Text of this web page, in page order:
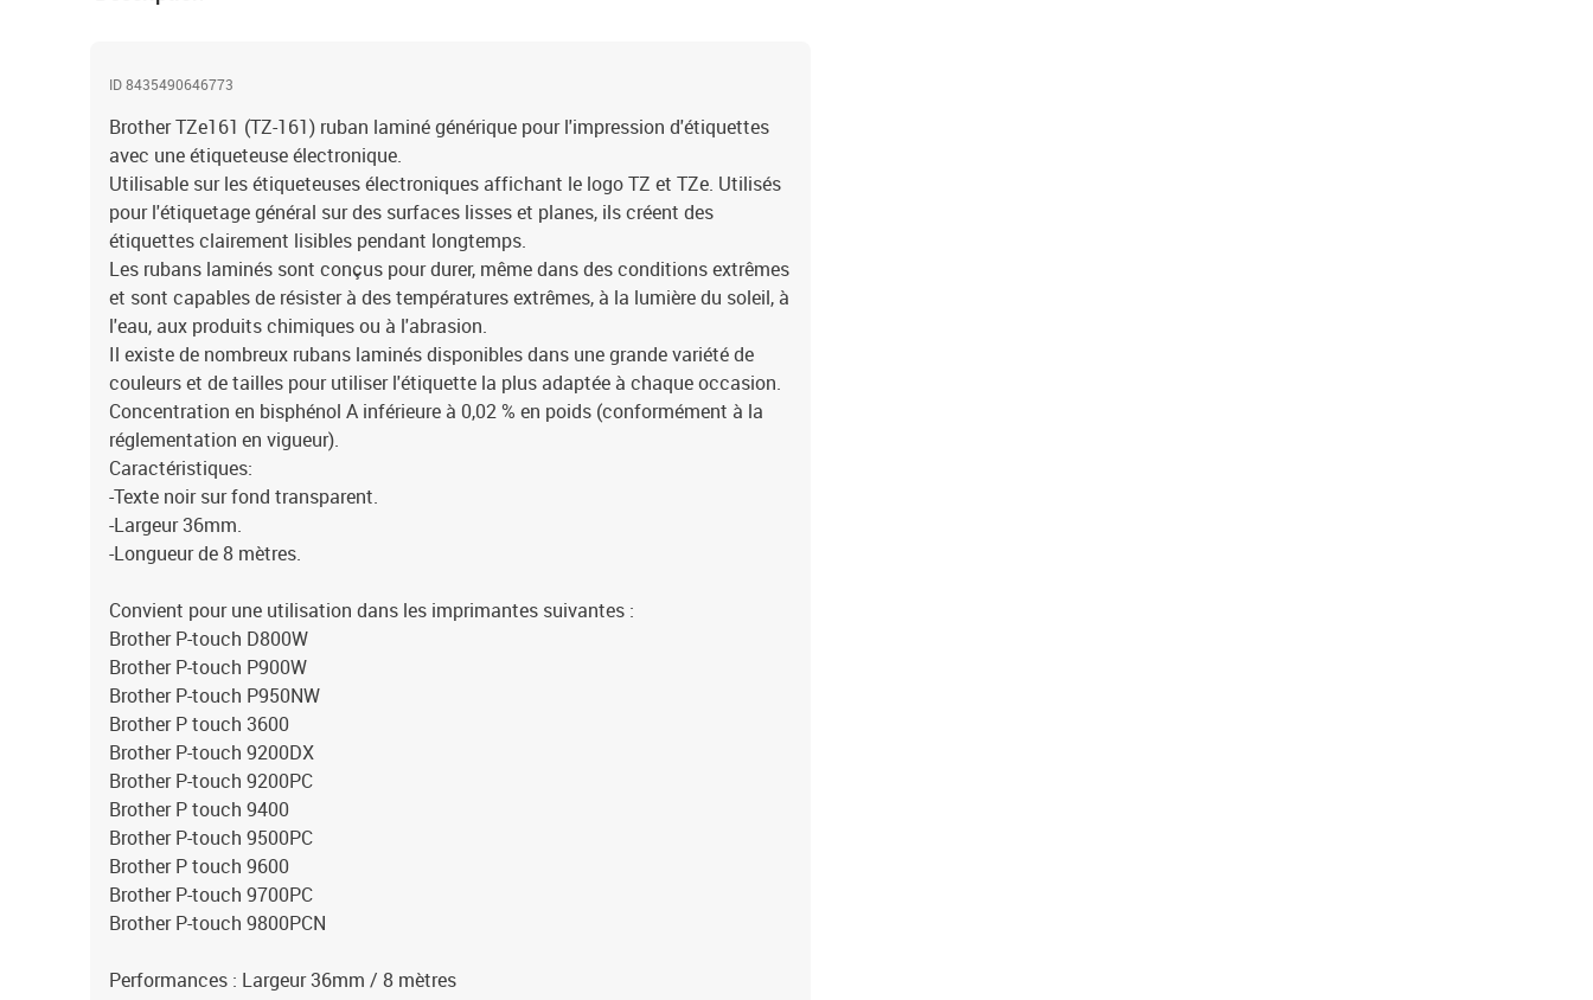
ID 8435490646773
Brother TZe161 (TZ-161) ruban laminé générique pour l'impression d'étiquettes
avec une étiqueteuse électronique.
Utilisable sur les étiqueteuses électroniques affichant le logo TZ et TZe. Utilisés
pour l'étiquetage général sur des surfaces lisses et planes, ils créent des
étiquettes clairement lisibles pendant longtemps.
Les rubans laminés sont conçus pour durer, même dans des conditions extrêmes
et sont capables de résister à des températures extrêmes, à la lumière du soleil, à
l'eau, aux produits chimiques ou à l'abrasion.
Il existe de nombreux rubans laminés disponibles dans une grande variété de
couleurs et de tailles pour utiliser l'étiquette la plus adaptée à chaque occasion.
Concentration en bisphénol A inférieure à 0,02 % en poids (conformément à la
réglementation en vigueur).
Caractéristiques:
-Texte noir sur fond transparent.
-Largeur 36mm.
-Longueur de 8 mètres.
Convient pour une utilisation dans les imprimantes suivantes :
Brother P-touch D800W
Brother P-touch P900W
Brother P-touch P950NW
Brother P touch 3600
Brother P-touch 9200DX
Brother P-touch 9200PC
Brother P touch 9400
Brother P-touch 9500PC
Brother P touch 9600
Brother P-touch 9700PC
Brother P-touch 9800PCN
Performances : Largeur 36mm / 8 mètres